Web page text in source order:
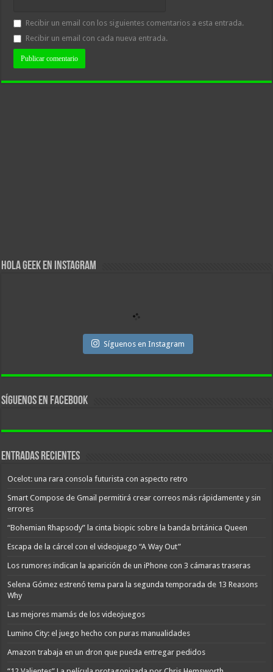
Recibir un email con los siguientes comentarios a esta entrada.
Recibir un email con cada nueva entrada.
Hola Geek en Instagram
Síguenos en Instagram
Síguenos en facebook
Entradas recientes
Ocelot: una rara consola futurista con aspecto retro
Smart Compose de Gmail permitirá crear correos más rápidamente y sin
errores
“Bohemian Rhapsody” la cinta biopic sobre la banda británica Queen
Escapa de la cárcel con el videojuego “A Way Out”
Los rumores indican la aparición de un iPhone con 3 cámaras traseras
Selena Gómez estrenó tema para la segunda temporada de 13 Reasons
Why
Las mejores mamás de los videojuegos
Lumino City: el juego hecho con puras manualidades
Amazon trabaja en un dron que pueda entregar pedidos